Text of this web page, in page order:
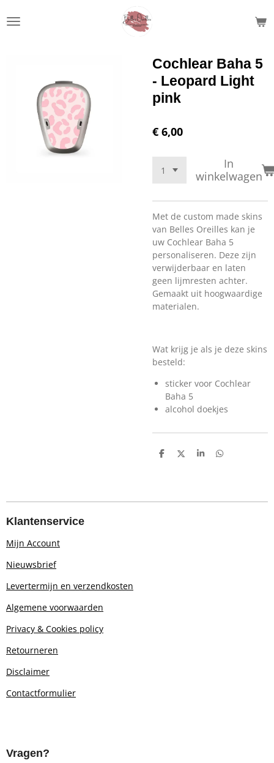
direct
Cochlear Baha 5
- Leopard Light
pink
€ 6,00
In
winkelwagen
Met de custom made skins
van Belles Oreilles kan je
uw Cochlear Baha 5
personaliseren. Deze zijn
verwijderbaar en laten
geen lijmresten achter.
Gemaakt uit hoogwaardige
materialen.
Wat krijg je als je deze skins
besteld:
sticker voor Cochlear
Baha 5
alcohol doekjes
D
D
S
D
Klantenservice
Mijn Account
Nieuwsbrief
Levertermijn en verzendkosten
Algemene voorwaarden
Privacy & Cookies policy
Retourneren
Disclaimer
Contactformulier
Vragen?